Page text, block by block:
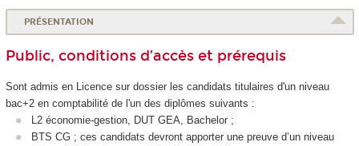
PRÉSENTATION
Public, conditions d’accès et prérequis
Sont admis en Licence sur dossier les candidats titulaires d'un niveau
bac+2 en comptabilité de l'un des diplômes suivants :
L2 économie-gestion, DUT GEA, Bachelor ;
BTS CG ; ces candidats devront apporter une preuve d’un niveau